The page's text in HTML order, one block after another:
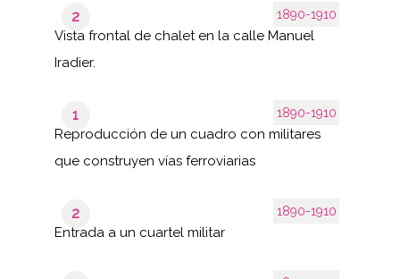
1890-1910
2
Vista frontal de chalet en la calle Manuel
Iradier.
1890-1910
1
Reproducción de un cuadro con militares
que construyen vías ferroviarias
1890-1910
2
Entrada a un cuartel militar